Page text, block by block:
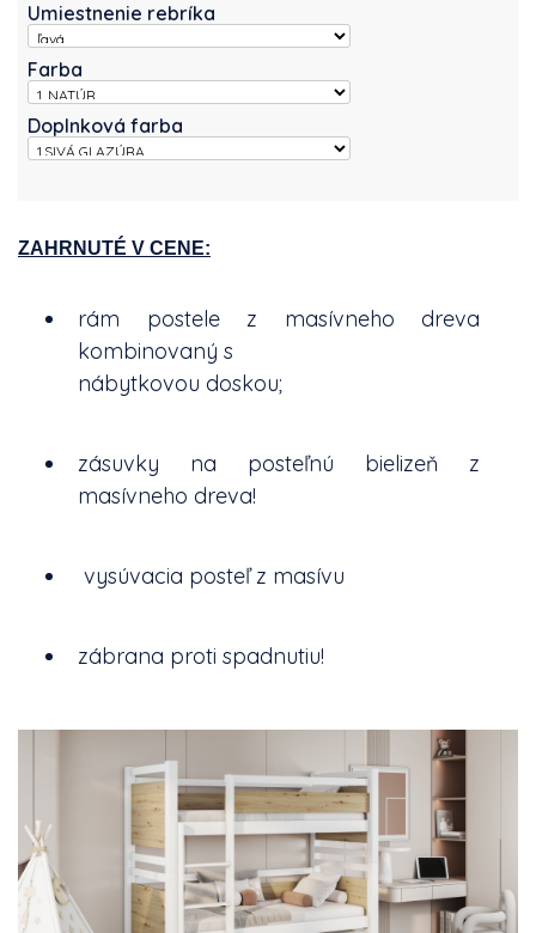
Umiestnenie rebríka
Farba
Doplnková farba
ZAHRNUTÉ V CENE:
rám postele z masívneho dreva
kombinovaný s
nábytkovou doskou;
zásuvky na posteľnú bielizeň z
masívneho dreva!
vysúvacia posteľ z masívu
zábrana proti spadnutiu!